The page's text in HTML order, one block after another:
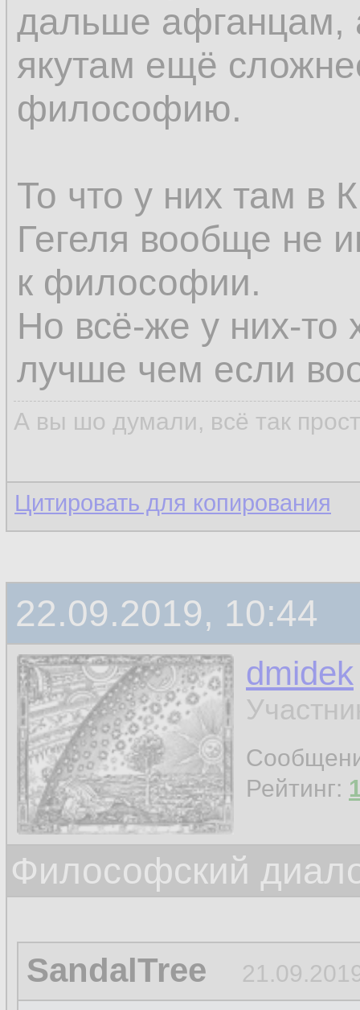
дальше афганцам,
якутам ещё
философию.
То что у них там в
Гегеля вообще не
к философии.
Но всё-же у них-то
лучше чем если
А вы шо думали, всё так
Цитировать для копирования
22.09.2019, 10:44
dmidek
Рейтинг:
Философский
SandalTree